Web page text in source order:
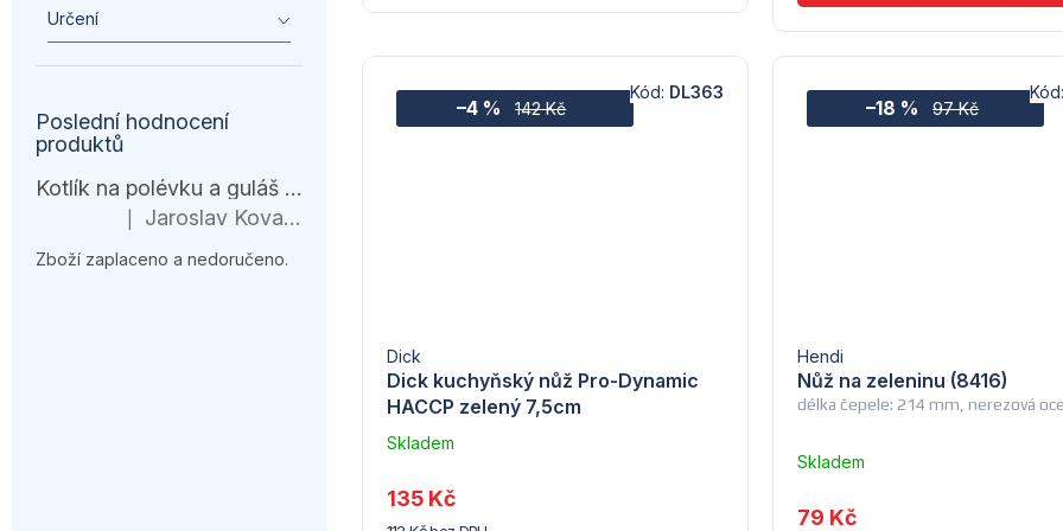
Určení
Poslední hodnocení
produktů
Kotlík na polévku a guláš 10 l – černá várnice s ohřívačem
Hodnocení produktu je 1 z 5 hvězdiček.
Jaroslav Kovanda
Zboží zaplaceno a nedoručeno.
142 Kč
–4 %
Dick kuchyňský nůž Pro-Dynamic
HACCP zelený 7,5cm
Dick
Skladem
dodavatele
(10)
135 Kč
Kód: DL363
97 Kč
–18 %
délka čepele: 214 mm, nerezová
Nůž na zeleninu (8416)
Hendi
Skladem
dodavatele
79 Kč
Kód: